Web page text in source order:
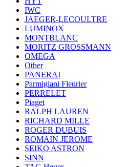
IWC
JAEGER-LECOULTRE
LUMINOX
MONTBLANC
MORITZ GROSSMANN
OMEGA
Other
PANERAI
Parmigiani Fleurier
PERRELET
Piaget
RALPH LAUREN
RICHARD MILLE
ROGER DUBUIS
ROMAIN JEROME
SEIKO ASTRON
SINN